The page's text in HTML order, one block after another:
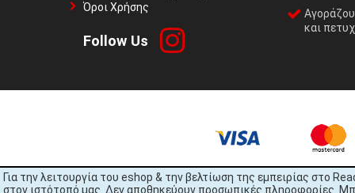
Για την λειτουργία του eshop & την βελτίωση της εμπειρίας στο
στον ιστότοπό μας. Δεν αποθηκεύουν προσωπικές πληροφορίες.
Όροι Χρήσης
Follow Us
και